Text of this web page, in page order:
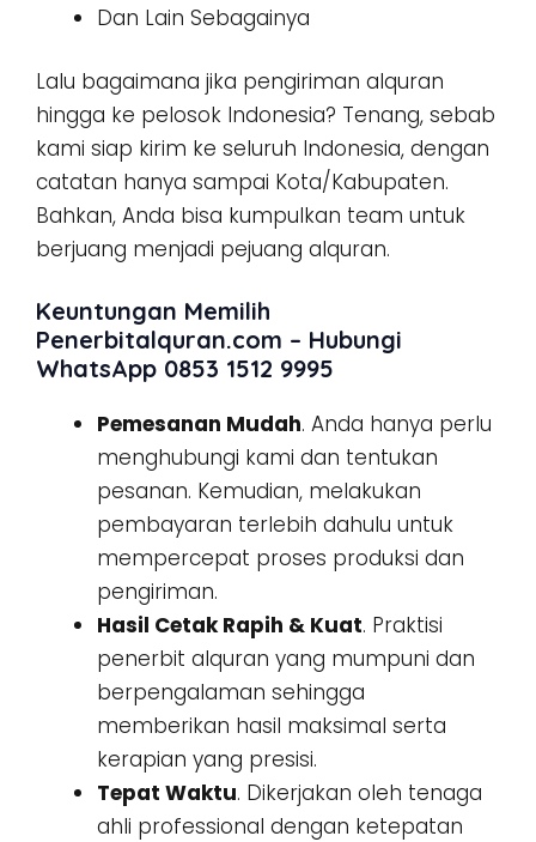
Dan Lain Sebagainya
Lalu bagaimana jika pengiriman alquran
hingga ke pelosok Indonesia? Tenang, sebab
kami siap kirim ke seluruh Indonesia, dengan
catatan hanya sampai Kota/Kabupaten.
Bahkan, Anda bisa kumpulkan team untuk
berjuang menjadi pejuang alquran.
Keuntungan Memilih
Penerbitalquran.com – Hubungi
WhatsApp 0853 1512 9995
Pemesanan Mudah. Anda hanya perlu
menghubungi kami dan tentukan
pesanan. Kemudian, melakukan
pembayaran terlebih dahulu untuk
mempercepat proses produksi dan
pengiriman.
Hasil Cetak Rapih & Kuat. Praktisi
penerbit alquran yang mumpuni dan
berpengalaman sehingga
memberikan hasil maksimal serta
kerapian yang presisi.
Tepat Waktu. Dikerjakan oleh tenaga
ahli professional dengan ketepatan